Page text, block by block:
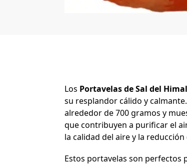
Los Portavelas de Sal del
su resplandor cálido y
alrededor de 700 gramos y
que contribuyen a purificar el
la calidad del aire y la reducción
Estos portavelas son